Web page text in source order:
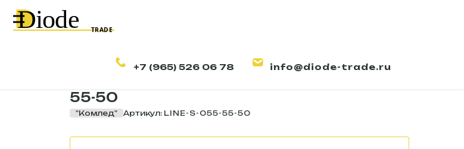
+7 (965) 526 06 78 info@diode-trade.ru
55-50
"Комлед" Артикул: LINE-S-055-55-50